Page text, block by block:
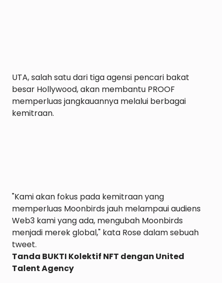
UTA, salah satu dari tiga agensi pencari bakat
besar Hollywood, akan membantu PROOF
memperluas jangkauannya melalui berbagai
kemitraan.
"Kami akan fokus pada kemitraan yang
memperluas Moonbirds jauh melampaui audiens
Web3 kami yang ada, mengubah Moonbirds
menjadi merek global," kata Rose dalam sebuah
Tanda BUKTI Kolektif NFT dengan United
Talent Agency